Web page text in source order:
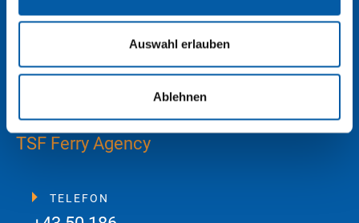
Auswahl erlauben
Ablehnen
Kontakt
TSF Ferry Agency
TELEFON